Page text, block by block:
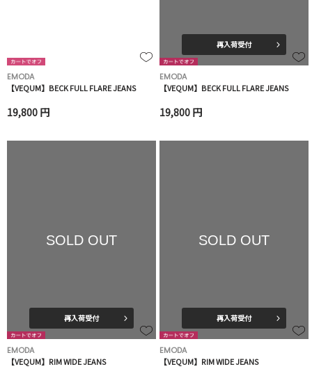
EMODA
【VEQUM】BECK FULL FLARE JEANS
19,800 円
再入荷受付
EMODA
【VEQUM】BECK FULL FLARE JEANS
19,800 円
SOLD OUT
再入荷受付
EMODA
【VEQUM】RIM WIDE JEANS
SOLD OUT
再入荷受付
EMODA
【VEQUM】RIM WIDE JEANS